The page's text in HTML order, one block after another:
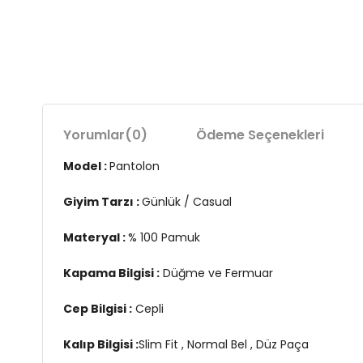
Yorumlar(0) Ödeme Seçenekleri
Model :Pantolon
Giyim Tarzı :Günlük / Casual
Materyal :% 100 Pamuk
Kapama Bilgisi : Düğme ve Fermuar
Cep Bilgisi : Cepli
Kalıp Bilgisi :Slim Fit , Normal Bel , Düz Paça